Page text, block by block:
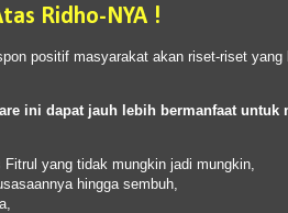
Ridho-NYA !
positif masyarakat akan riset-riset yang
ini dapat jauh lebih bermanfaat untuk
yang tidak mungkin jadi mungkin,
hingga sembuh,